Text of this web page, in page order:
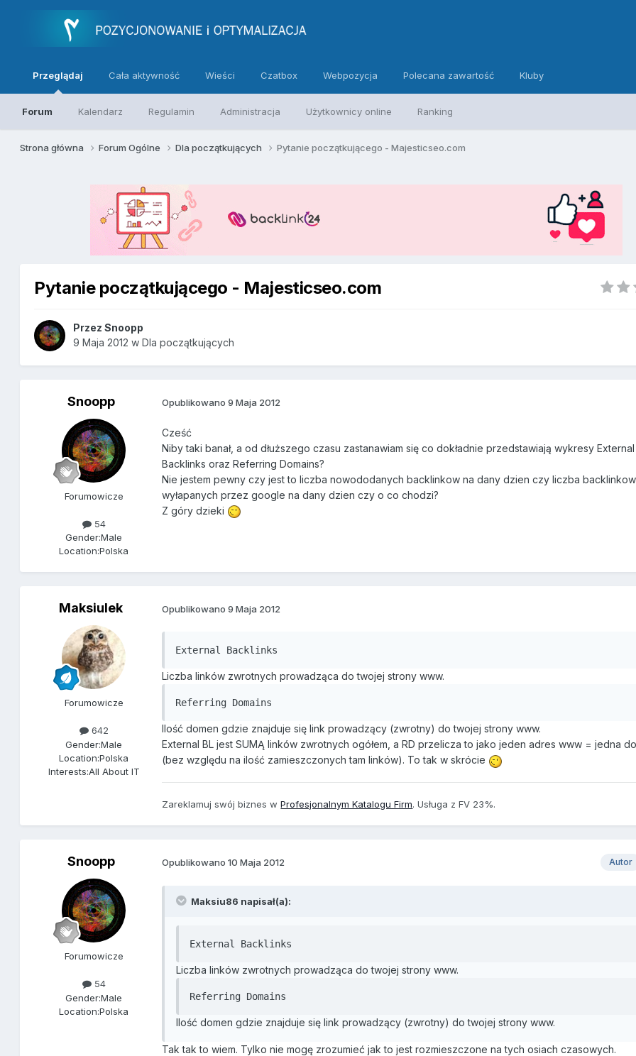
Przeglądaj
Forum Kalendarz Regulamin Administracja Użytkownicy online Ranking
Cała aktywność Wieści Czatbox Webpozycja Polecana zawartość Kluby
Strona główna Forum Ogólne Dla początkujących Pytanie początkującego - Majesticseo.com
Pytanie początkującego - Majesticseo.com
PrzezSnoopp
9 Maja 2012 wDla początkujących
Snoopp
Forumowicze
54
Gender:Male
Location:Polska
Opublikowano9 Maja 2012
Cześć
Niby taki banał, a od dłuższego czasu zastanawiam się co dokładnie przedstawiają wykresy External
Backlinks oraz Referring Domains?
Nie jestem pewny czy jest to liczba nowododanych backlinkow na dany dzien czy liczba backlinkow
wyłapanych przez google na dany dzien czy o co chodzi?
Z góry dzieki
Maksiulek
Forumowicze
642
Gender:Male
Location:Polska
Interests:All About IT
Opublikowano9 Maja 2012
External Backlinks
Liczba linków zwrotnych prowadząca do twojej strony www.
Referring Domains
Ilość domen gdzie znajduje się link prowadzący (zwrotny) do twojej strony www.
External BL jest SUMĄ linków zwrotnych ogółem, a RD przelicza to jako jeden adres www = jedna
(bez względu na ilość zamieszczonych tam linków). To tak w skrócie
Zareklamuj swój biznes wProfesjonalnym Katalogu Firm. Usługa z FV 23%.
Snoopp
Forumowicze
54
Gender:Male
Location:Polska
Autor
Opublikowano10 Maja 2012
Maksiu86 napisał(a):
External Backlinks
Liczba linków zwrotnych prowadząca do twojej strony www.
Referring Domains
Ilość domen gdzie znajduje się link prowadzący (zwrotny) do twojej strony www.
Tak tak to wiem. Tylko nie mogę zrozumieć jak to jest rozmieszczone na tych osiach czasowych.